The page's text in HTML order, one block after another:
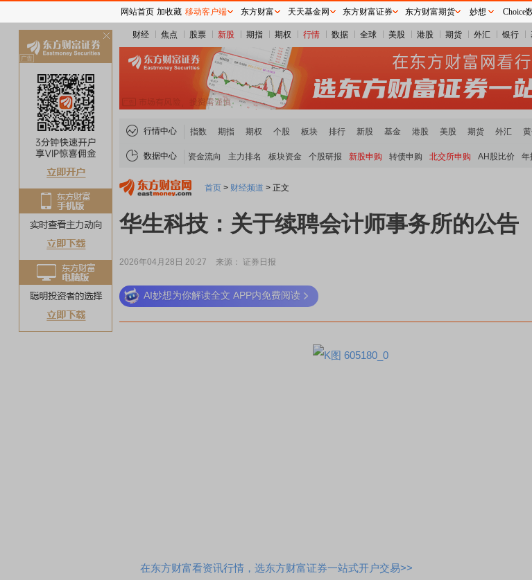
财经 焦点 股票 新股 期指 期权 行情 数据 全球 美股 港股 期货 外汇 银行
行情中心 指数 期指 期权 个股 板块 排行 新股 基金 港股 美股 期货 外汇
数据中心 资金流向 主力排名 板块资金 个股研报 新股申购 转债申购 北交所申购 AH股比价 年
首页 > 财经频道 > 正文
华生科技：关于续聘会计师事务所的公告
2026年04月28日 20:27 来源： 证券日报
AI妙想为你解读全文 APP内免费阅读
在东方财富看资讯行情，选东方财富证券一站式开户交易>>
稀土板块领涨
网站首页 加收藏 移动客户端 东方财富 天天基金网 东方财富证券 东方财富期货 妙想 Choice
关